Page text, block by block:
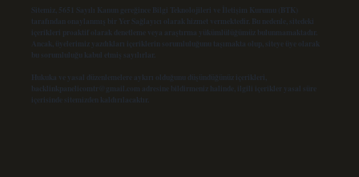
Sitemiz, 5651 Sayılı Kanun gereğince Bilgi Teknolojileri ve İletişim Kurumu (BTK)
tarafından onaylanmış bir Yer Sağlayıcı olarak hizmet vermektedir. Bu nedenle, sitedeki
içerikleri proaktif olarak denetleme veya araştırma yükümlülüğümüz bulunmamaktadır.
Ancak, üyelerimiz yazdıkları içeriklerin sorumluluğunu taşımakta olup, siteye üye olarak
bu sorumluluğu kabul etmiş sayılırlar.
Hukuka ve yasal düzenlemelere aykırı olduğunu düşündüğünüz içerikleri,
backlinkpanelicomtr@gmail.com adresine bildirmeniz halinde, ilgili içerikler yasal süre
içerisinde sitemizden kaldırılacaktır.